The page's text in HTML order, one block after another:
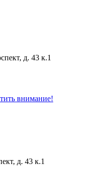
д. 43 к.1
внимание!
д. 43 к.1